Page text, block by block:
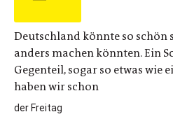
Deutschland könnte so schön
anders machen könnten. Ein
Gegenteil, sogar so etwas wie
haben wir schon
der Freitag